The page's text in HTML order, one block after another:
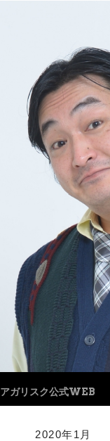
アガリスク公式WEB
2020年1月